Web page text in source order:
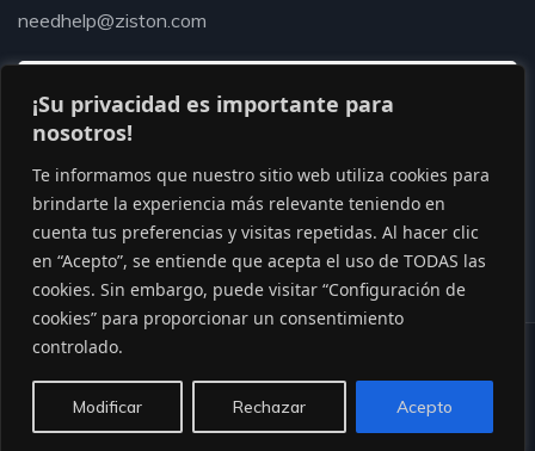
¡Su privacidad es importante para
nosotros!
Te informamos que nuestro sitio web utiliza cookies para
brindarte la experiencia más relevante teniendo en
cuenta tus preferencias y visitas repetidas. Al hacer clic
en “Acepto”, se entiende que acepta el uso de TODAS las
cookies. Sin embargo, puede visitar “Configuración de
cookies” para proporcionar un consentimiento
controlado.
Modificar Rechazar Acepto
needhelp@ziston.com